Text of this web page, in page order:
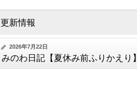
更新情報
2026年7月22日
みのわ日記【夏休み前ふりかえり】